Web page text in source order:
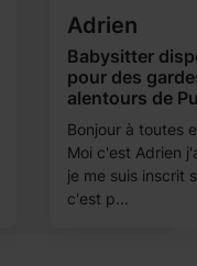
Adrien
Babysitter
pour des
alentours de
Bonjour à toutes
Moi c'est Adrien
je me suis inscrit
c'est p...